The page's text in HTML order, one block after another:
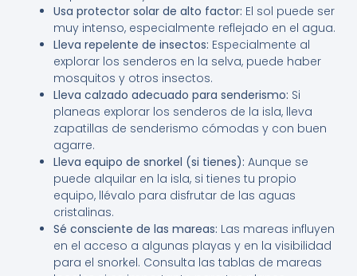
Usa protector solar de alto factor: El sol puede ser
muy intenso, especialmente reflejado en el agua.
Lleva repelente de insectos: Especialmente al
explorar los senderos en la selva, puede haber
mosquitos y otros insectos.
Lleva calzado adecuado para senderismo: Si
planeas explorar los senderos de la isla, lleva
zapatillas de senderismo cómodas y con buen
agarre.
Lleva equipo de snorkel (si tienes): Aunque se
puede alquilar en la isla, si tienes tu propio
equipo, llévalo para disfrutar de las aguas
cristalinas.
Sé consciente de las mareas: Las mareas influyen
en el acceso a algunas playas y en la visibilidad
para el snorkel. Consulta las tablas de mareas